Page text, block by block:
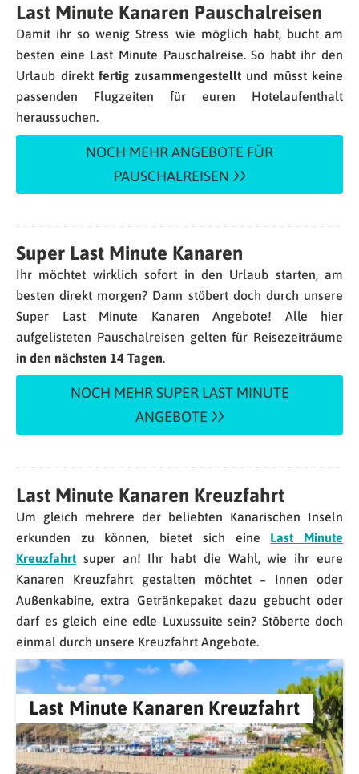
Last Minute Kanaren Pauschalreisen
Damit ihr so wenig Stress wie möglich habt, bucht am
besten eine Last Minute Pauschalreise. So habt ihr den
Urlaub direkt fertig zusammengestelltund müsst keine
passenden Flugzeiten für euren Hotelaufenthalt
heraussuchen.
NOCH MEHR ANGEBOTE FÜR
PAUSCHALREISEN
Super Last Minute Kanaren
Ihr möchtet wirklich sofort in den Urlaub starten, am
besten direkt morgen? Dann stöbert doch durch unsere
Super Last Minute Kanaren Angebote! Alle hier
aufgelisteten Pauschalreisen gelten für Reisezeiträume
in den nächsten 14 Tagen.
NOCH MEHR SUPER LAST MINUTE
ANGEBOTE
Last Minute Kanaren Kreuzfahrt
Um gleich mehrere der beliebten Kanarischen Inseln
erkunden zu können, bietet sich eine Last Minute
Kreuzfahrt super an! Ihr habt die Wahl, wie ihr eure
Kanaren Kreuzfahrt gestalten möchtet – Innen oder
Außenkabine, extra Getränkepaket dazu gebucht oder
darf es gleich eine edle Luxussuite sein? Stöberte doch
einmal durch unsere Kreuzfahrt Angebote.
Last Minute Kanaren Kreuzfahrt